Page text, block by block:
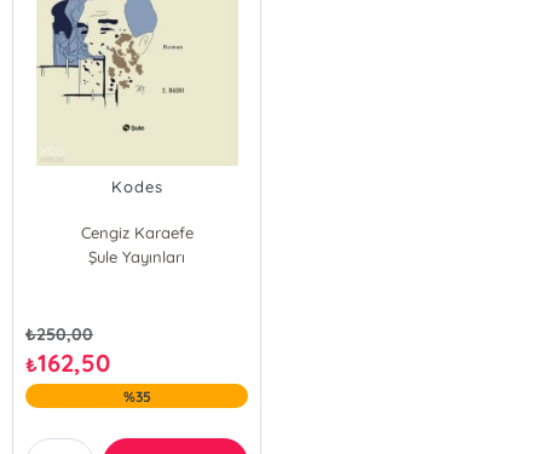
Kodes
Cengiz Karaefe
Şule Yayınları
₺250,00
₺162,50
%35